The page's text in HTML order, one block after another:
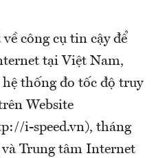
công cụ tin cậy để
tại Việt Nam,
thống đo tốc độ truy
Website
i-speed.vn), tháng
Trung tâm Internet